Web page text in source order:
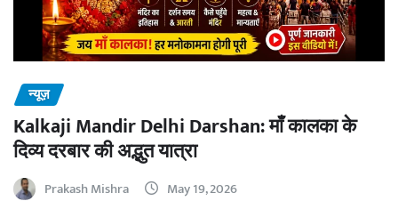
न्यूज़
Kalkaji Mandir Delhi Darshan: माँ कालका के
दिव्य दरबार की अद्भुत यात्रा
Prakash Mishra May 19, 2026